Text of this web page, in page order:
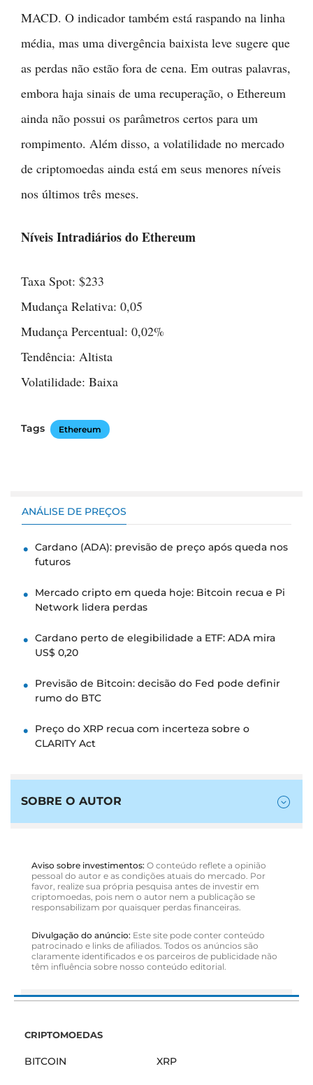
MACD. O indicador também está raspando na linha
média, mas uma divergência baixista leve sugere que
as perdas não estão fora de cena. Em outras palavras,
embora haja sinais de uma recuperação, o Ethereum
ainda não possui os parâmetros certos para um
rompimento. Além disso, a volatilidade no mercado
de criptomoedas ainda está em seus menores níveis
nos últimos três meses.
Níveis Intradiários do Ethereum
Taxa Spot: $233
Mudança Relativa: 0,05
Mudança Percentual: 0,02%
Tendência: Altista
Volatilidade: Baixa
Tags Ethereum
ANÁLISE DE PREÇOS
Cardano (ADA): previsão de preço após queda nos
futuros
Mercado cripto em queda hoje: Bitcoin recua e Pi
Network lidera perdas
Cardano perto de elegibilidade a ETF: ADA mira
US$ 0,20
Previsão de Bitcoin: decisão do Fed pode definir
rumo do BTC
Preço do XRP recua com incerteza sobre o
CLARITY Act
SOBRE O AUTOR
Aviso sobre investimentos: O conteúdo reflete a opinião
pessoal do autor e as condições atuais do mercado. Por
favor, realize sua própria pesquisa antes de investir em
criptomoedas, pois nem o autor nem a publicação se
responsabilizam por quaisquer perdas financeiras.
Divulgação do anúncio: Este site pode conter conteúdo
patrocinado e links de afiliados. Todos os anúncios são
claramente identificados e os parceiros de publicidade não
têm influência sobre nosso conteúdo editorial.
CRIPTOMOEDAS
BITCOIN XRP